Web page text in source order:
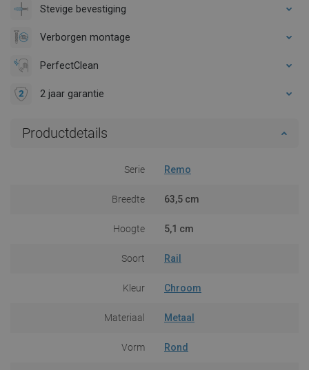
Stevige bevestiging
Verborgen montage
PerfectClean
2 jaar garantie
Productdetails
Serie Remo
Breedte 63,5 cm
Hoogte 5,1 cm
Soort Rail
Kleur Chroom
Materiaal Metaal
Vorm Rond